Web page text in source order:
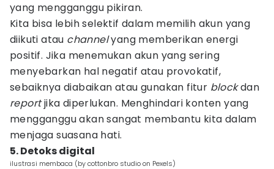
yang mengganggu pikiran.
Kita bisa lebih selektif dalam memilih akun yang
diikuti atau channelyang memberikan energi
positif. Jika menemukan akun yang sering
menyebarkan hal negatif atau provokatif,
sebaiknya diabaikan atau gunakan fitur blockdan
reportjika diperlukan. Menghindari konten yang
mengganggu akan sangat membantu kita dalam
menjaga suasana hati.
5. Detoks digital
ilustrasi membaca (by cottonbro studio on Pexels)